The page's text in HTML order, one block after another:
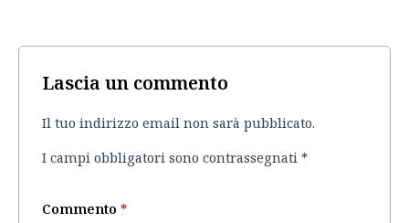
Lascia un commento
Il tuo indirizzo email non sarà pubblicato.
I campi obbligatori sono contrassegnati *
Commento *